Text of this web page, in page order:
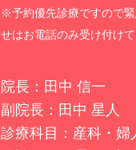
※予約優先診療ですので
せはお電話のみ受け付けて
院長：田中 信一
副院長：田中 星人
診療科目：産科・婦